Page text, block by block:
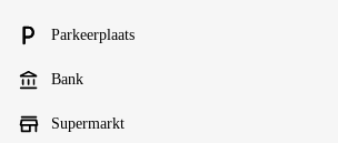
Parkeerplaats
Bank
Supermarkt